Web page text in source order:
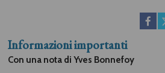
Informazioni importanti
Con una nota di Yves Bonnefoy